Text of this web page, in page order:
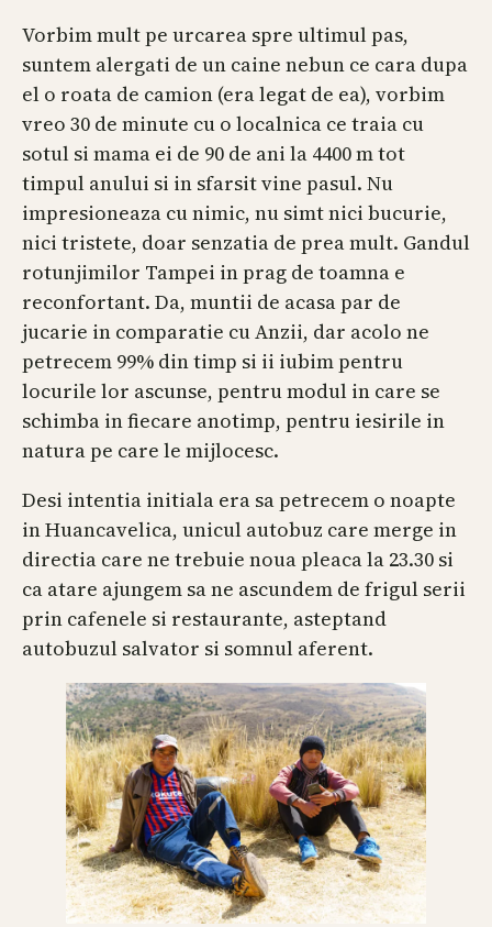
Vorbim mult pe urcarea spre ultimul pas,
suntem alergati de un caine nebun ce cara dupa
el o roata de camion (era legat de ea), vorbim
vreo 30 de minute cu o localnica ce traia cu
sotul si mama ei de 90 de ani la 4400 m tot
timpul anului si in sfarsit vine pasul. Nu
impresioneaza cu nimic, nu simt nici bucurie,
nici tristete, doar senzatia de prea mult. Gandul
rotunjimilor Tampei in prag de toamna e
reconfortant. Da, muntii de acasa par de
jucarie in comparatie cu Anzii, dar acolo ne
petrecem 99% din timp si ii iubim pentru
locurile lor ascunse, pentru modul in care se
schimba in fiecare anotimp, pentru iesirile in
natura pe care le mijlocesc.
Desi intentia initiala era sa petrecem o noapte
in Huancavelica, unicul autobuz care merge in
directia care ne trebuie noua pleaca la 23.30 si
ca atare ajungem sa ne ascundem de frigul serii
prin cafenele si restaurante, asteptand
autobuzul salvator si somnul aferent.